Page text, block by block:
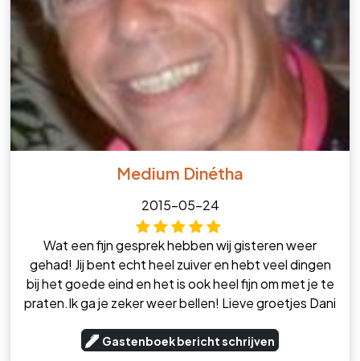
Medium Dinétha
2015-05-24
Wat een fijn gesprek hebben wij gisteren weer
gehad! Jij bent echt heel zuiver en hebt veel dingen
bij het goede eind en het is ook heel fijn om met je te
praten.Ik ga je zeker weer bellen! Lieve groetjes Dani
Gastenboek bericht schrijven